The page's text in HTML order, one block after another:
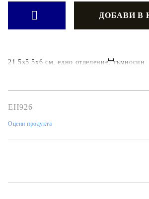
21.5x5.5x6 см, едно отделение, тъмносин
EH926
Оцени продукта